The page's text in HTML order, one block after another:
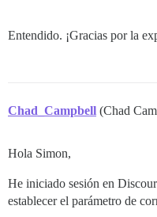
Entendido. ¡Gracias por la
Chad_Campbell (Chad
Hola Simon,
He iniciado sesión en
establecer el parámetro de